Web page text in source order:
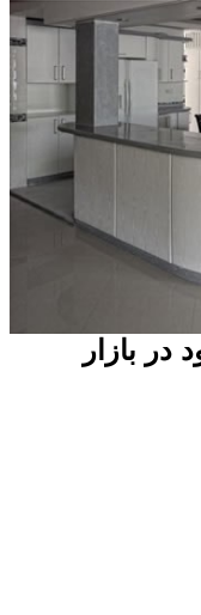
بازار